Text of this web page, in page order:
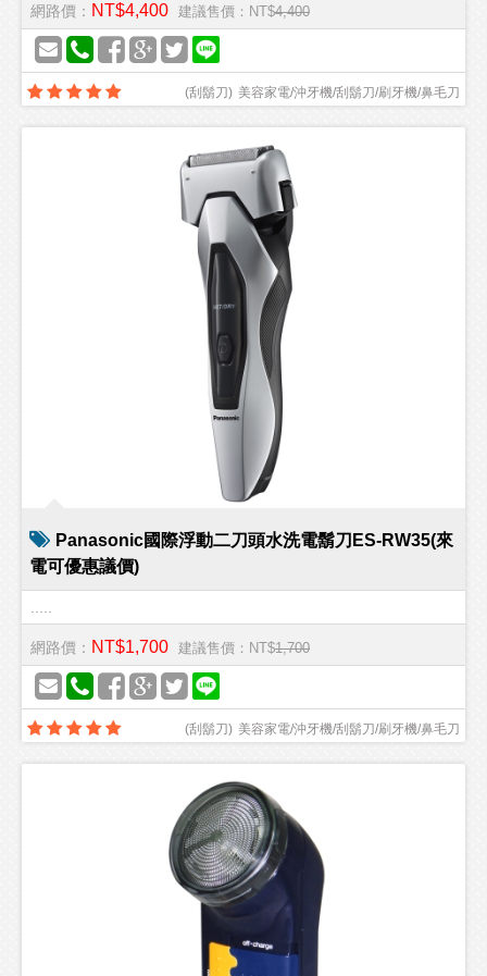
網路價： NT$4,400 建議售價：NT$4,400
美容家電/沖牙機/刮鬍刀/刷牙機/鼻毛刀
(刮鬍刀)
Panasonic國際浮動二刀頭水洗電鬍刀ES-RW35(來
電可優惠議價)
網路價： NT$1,700 建議售價：NT$1,700
美容家電/沖牙機/刮鬍刀/刷牙機/鼻毛刀
(刮鬍刀)